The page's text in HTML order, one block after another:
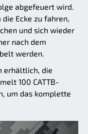
abgefeuert wird.
Ecke zu fahren,
und sich wieder
nach dem
werden.
erhältlich, die
100 CATTB-
um das komplette